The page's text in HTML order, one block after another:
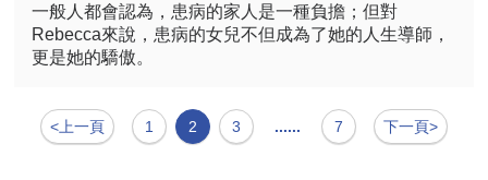
一般人都會認為，患病的家人是一種負擔；但對
Rebecca來說，患病的女兒不但成為了她的人生導師，
更是她的驕傲。
<上一頁 1 2 3 ...... 7 下一頁>